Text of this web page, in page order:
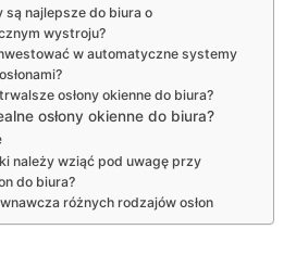
są najlepsze do biura o
wystroju?
w automatyczne systemy
osłony okienne do biura?
osłony okienne do biura?
należy wziąć pod uwagę przy
do biura?
różnych rodzajów osłon